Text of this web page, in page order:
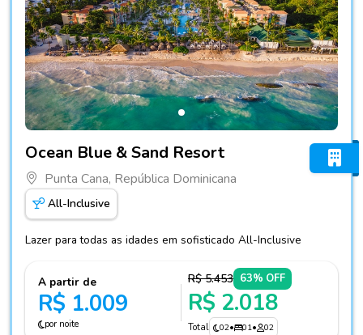
Ocean Blue & Sand Resort
Punta Cana, República Dominicana
All-Inclusive
Lazer para todas as idades em sofisticado All-Inclusive
A partir de
R$ 1.009
por noite
R$ 5.453 63% OFF
R$ 2.018
Total 02• 01• 02